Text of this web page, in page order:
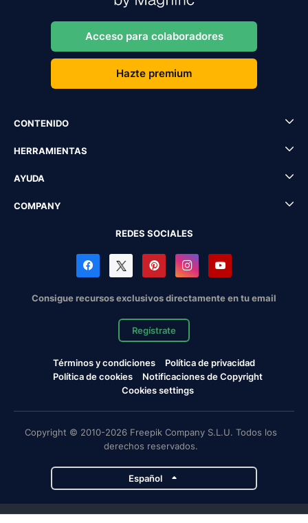
Acceso para colaboradores
Hazte premium
CONTENIDO
HERRAMIENTAS
AYUDA
COMPANY
REDES SOCIALES
Consigue recursos exclusivos directamente en tu email
Regístrate
Términos y condiciones
Política de privacidad
Política de cookies
Notificaciones de Copyright
Cookies settings
Copyright © 2010-2026 Freepik Company S.L.U. Todos los
derechos reservados.
Español